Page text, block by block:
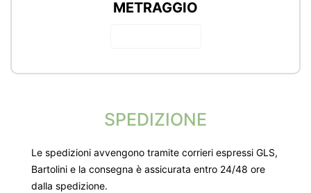
METRAGGIO
SPEDIZIONE
Le spedizioni avvengono tramite corrieri espressi GLS,
Bartolini e la consegna è assicurata entro 24/48 ore
dalla spedizione.